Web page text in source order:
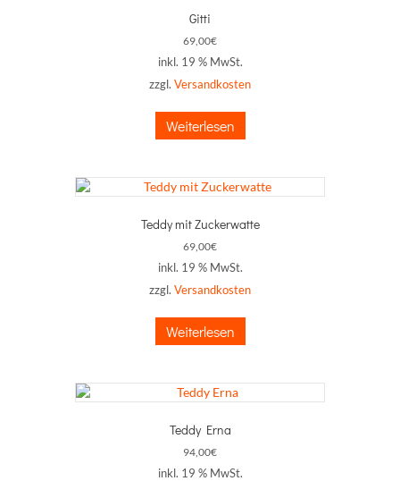
Gitti
69,00€
inkl. 19 % MwSt.
zzgl. Versandkosten
Weiterlesen
Teddy mit Zuckerwatte
69,00€
inkl. 19 % MwSt.
zzgl. Versandkosten
Weiterlesen
Teddy Erna
94,00€
inkl. 19 % MwSt.